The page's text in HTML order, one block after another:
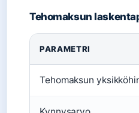
Tehomaksun
PARAMETRI
Tehomaksun